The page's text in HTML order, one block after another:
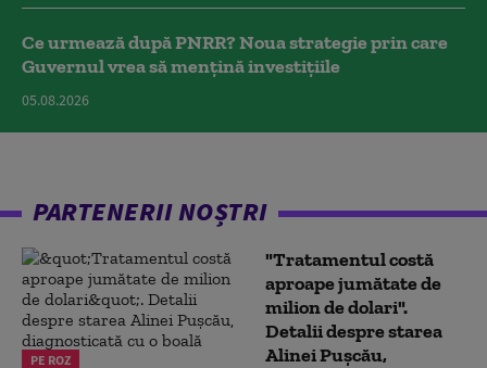
Ce urmează după PNRR? Noua strategie prin care
Guvernul vrea să mențină investițiile
05.08.2026
PARTENERII NOȘTRI
PE ROZ
"Tratamentul costă
aproape jumătate de
milion de dolari".
Detalii despre starea
Alinei Pușcău,